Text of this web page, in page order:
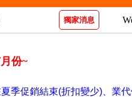
獨家消息
份~
季促銷結束(折扣變少)、業